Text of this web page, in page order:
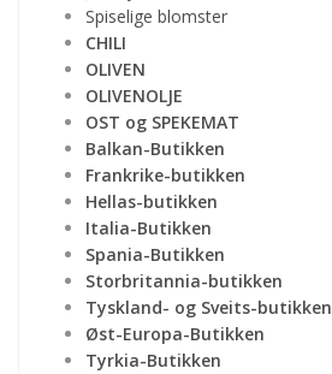
Spiselige blomster
CHILI
OLIVEN
OLIVENOLJE
OST og SPEKEMAT
Balkan-Butikken
Frankrike-butikken
Hellas-butikken
Italia-Butikken
Spania-Butikken
Storbritannia-butikken
Tyskland- og Sveits-butikken
Øst-Europa-Butikken
Tyrkia-Butikken